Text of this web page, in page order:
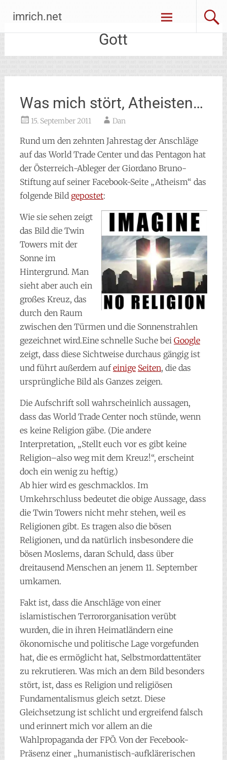
Inhalt
springen
imrich.net
Gott
Was mich stört, Atheisten…
15. September 2011 Dan
Rund um den zehnten Jahrestag der Anschläge
auf das World Trade Center und das Pentagon hat
der Österreich-Ableger der Giordano Bruno-
Stiftung auf seiner Facebook-Seite „Atheism“ das
folgende Bild gepostet:
Wie sie sehen zeigt
das Bild die Twin
Towers mit der
Sonne im
Hintergrund. Man
sieht aber auch ein
großes Kreuz, das
durch den Raum
zwischen den Türmen und die Sonnenstrahlen
gezeichnet wird.Eine schnelle Suche bei Google
zeigt, dass diese Sichtweise durchaus gängig ist
und führt außerdem aufeinige Seiten, die das
ursprüngliche Bild als Ganzes zeigen.
Die Aufschrift soll wahrscheinlich aussagen,
dass das World Trade Center noch stünde, wenn
es keine Religion gäbe. (Die andere
Interpretation, „Stellt euch vor es gibt keine
Religion–also weg mit dem Kreuz!“, erscheint
doch ein wenig zu heftig.)
Ab hier wird es geschmacklos. Im
Umkehrschluss bedeutet die obige Aussage, dass
die Twin Towers nicht mehr stehen, weil es
Religionen gibt. Es tragen also die bösen
Religionen, und da natürlich insbesondere die
bösen Moslems, daran Schuld, dass über
dreitausend Menschen an jenem 11. September
umkamen.
Fakt ist, dass die Anschläge von einer
islamistischen Terrororganisation verübt
wurden, die in ihren Heimatländern eine
ökonomische und politische Lage vorgefunden
hat, die es ermöglicht hat, Selbstmordattentäter
zu rekrutieren. Was mich an dem Bild besonders
stört, ist, dass es Religion und religiösen
Fundamentalismus gleich setzt. Diese
Gleichsetzung ist schlicht und ergreifend falsch
und erinnert mich vor allem an die
Wahlpropaganda der FPÖ. Von der Fecebook-
Präsenz einer „humanistisch-aufklärerischen